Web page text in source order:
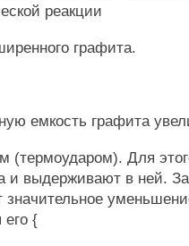
реакции
графита.
емкость графита
(термоударом). Для
и выдерживают в ней.
значительное
его {